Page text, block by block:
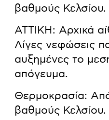
βαθμούς Κελσίου.
ΑΤΤΙΚΗ: Αρχικά
Λίγες νεφώσεις
αυξημένες το
απόγευμα.
Θερμοκρασία:
βαθμούς Κελσίου.